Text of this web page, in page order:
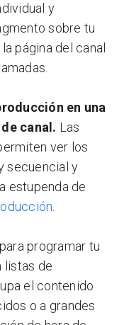
y
sobre tu
página del canal
en una
canal. Las
ver los
secuencial y
estupenda de
programar tu
listas de
el contenido
o a grandes